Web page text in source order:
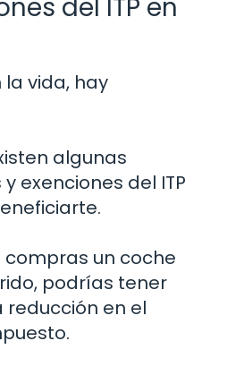
del ITP en
vida, hay
algunas
exenciones del ITP
compras un coche
podrías tener
en el